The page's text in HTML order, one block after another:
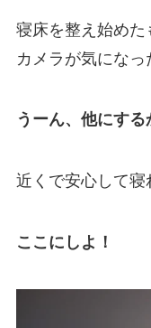
寝床を整え始めた
カメラが気になっ
うーん、他にする
近くで安心して寝
ここにしよ！